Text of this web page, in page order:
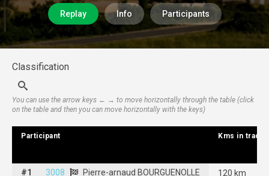
Replay Info Participants
Classification
You can use the arrow keys ← → to move horizontally through the table (click
on the table and then you can move horizontally with the keys)
Participant Kms in track
#1 3008 Pierre-arnaud BOURGUENOLLE
120 km
#1 3008
Pierre-arnaud BOURGUENOLLE
Participant Kms in track